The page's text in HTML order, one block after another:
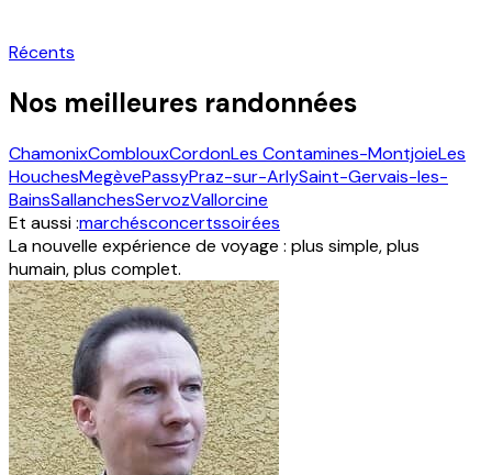
Récents
Nos meilleures randonnées
ChamonixComblouxCordonLes Contamines-MontjoieLes
HouchesMegèvePassyPraz-sur-ArlySaint-Gervais-les-
BainsSallanchesServozVallorcine
Et aussi :marchésconcertssoirées
La nouvelle expérience de voyage : plus simple, plus
humain, plus complet.